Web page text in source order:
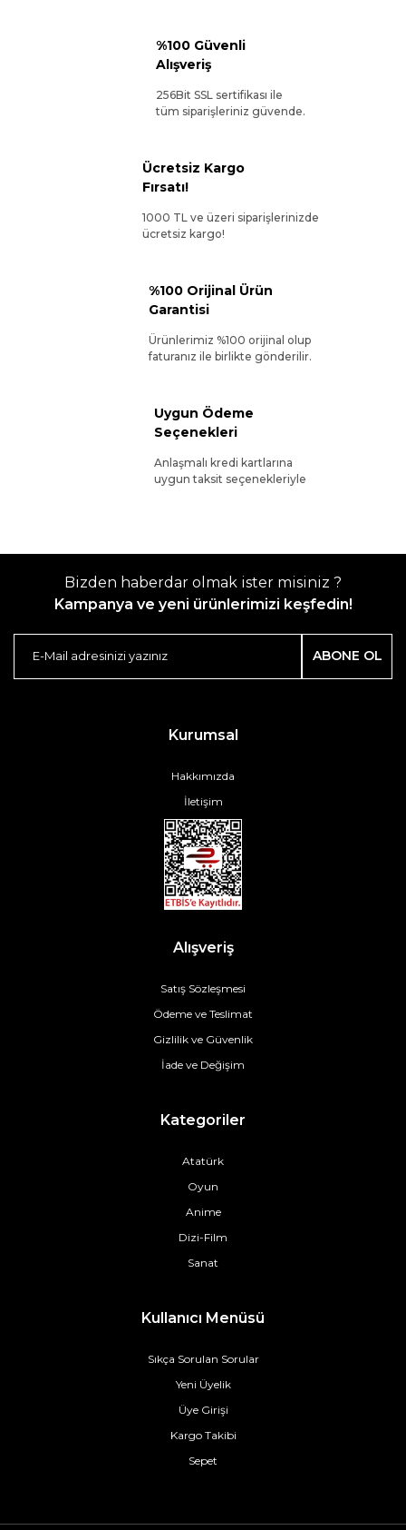
%100 Güvenli
Alışveriş
256Bit SSL sertifikası ile
tüm siparişleriniz güvende.
Ücretsiz Kargo
Fırsatı!
1000 TL ve üzeri siparişlerinizde
ücretsiz kargo!
%100 Orijinal Ürün
Garantisi
Ürünlerimiz %100 orijinal olup
faturanız ile birlikte gönderilir.
Uygun Ödeme
Seçenekleri
Anlaşmalı kredi kartlarına
uygun taksit seçenekleriyle
Bizden haberdar olmak ister misiniz ?
Kampanya ve yeni ürünlerimizi keşfedin!
ABONE OL
Kurumsal
Hakkımızda
İletişim
Alışveriş
Satış Sözleşmesi
Ödeme ve Teslimat
Gizlilik ve Güvenlik
İade ve Değişim
Kategoriler
Atatürk
Oyun
Anime
Dizi-Film
Sanat
Kullanıcı Menüsü
Sıkça Sorulan Sorular
Yeni Üyelik
Üye Girişi
Kargo Takibi
Sepet